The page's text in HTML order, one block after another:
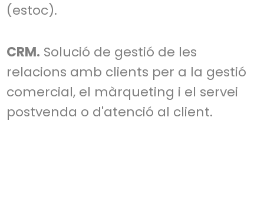
(estoc).
CRM. Solució de gestió de les
relacions amb clients per a la gestió
comercial, el màrqueting i el servei
postvenda o d'atenció al client.